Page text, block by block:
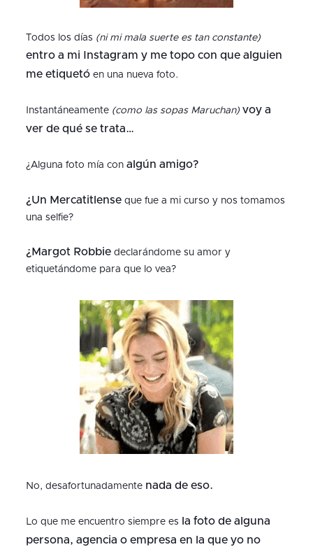
Todos los días (ni mi mala suerte es tan constante)
entro a mi Instagram y me topo con que alguien
me etiquetóen una nueva foto.
Instantáneamente (como las sopas Maruchan) voy a
ver de qué se trata…
¿Alguna foto mía con algún amigo?
¿Un Mercatitlenseque fue a mi curso y nos tomamos
una selfie?
¿Margot Robbie declarándome su amor y
etiquetándome para que lo vea?
No, desafortunadamente nada de eso.
Lo que me encuentro siempre es
la foto de alguna
persona, agencia o empresa en la que yo no